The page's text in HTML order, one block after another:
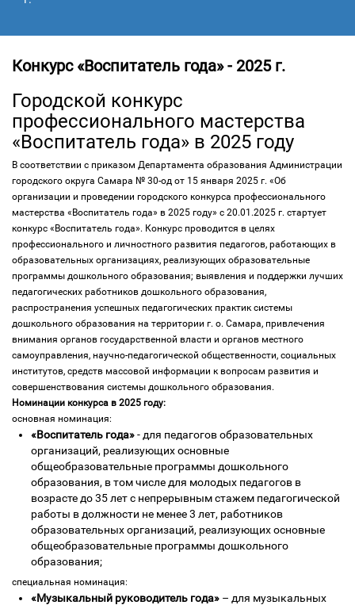
Конкурс «Воспитатель года» - 2025 г.
Городской конкурс
профессионального мастерства
«Воспитатель года» в 2025 году
В соответствии с приказом Департамента образования Администрации
городского округа Самара № 30-од от 15 января 2025 г. «Об
организации и проведении городского конкурса профессионального
мастерства «Воспитатель года» в 2025 году» с 20.01.2025 г. стартует
конкурс «Воспитатель года». Конкурс проводится в целях
профессионального и личностного развития педагогов, работающих в
образовательных организациях, реализующих образовательные
программы дошкольного образования; выявления и поддержки лучших
педагогических работников дошкольного образования,
распространения успешных педагогических практик системы
дошкольного образования на территории г. о. Самара, привлечения
внимания органов государственной власти и органов местного
самоуправления, научно-педагогической общественности, социальных
институтов, средств массовой информации к вопросам развития и
совершенствования системы дошкольного образования.
Номинации конкурса в 2025 году:
основная номинация:
«Воспитатель года»- для педагогов образовательных
организаций, реализующих основные
общеобразовательные программы дошкольного
образования, в том числе для молодых педагогов в
возрасте до 35 лет с непрерывным стажем педагогической
работы в должности не менее 3 лет, работников
образовательных организаций, реализующих основные
общеобразовательные программы дошкольного
образования;
специальная номинация:
«Музыкальный руководитель года» – для музыкальных